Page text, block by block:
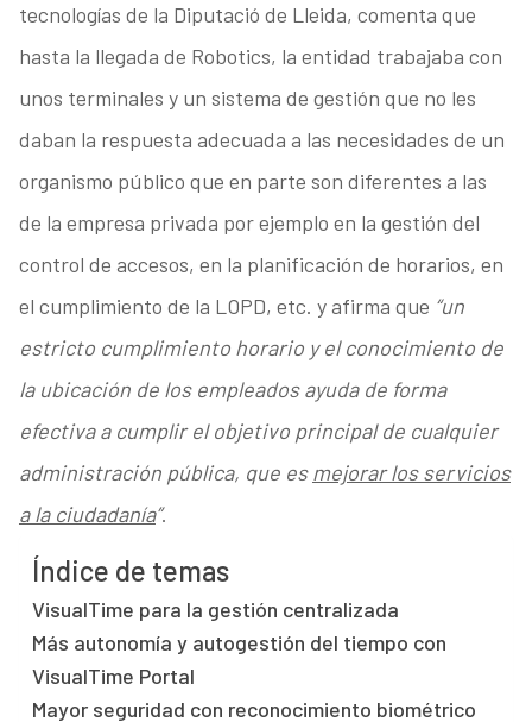
tecnologías de la Diputació de Lleida, comenta que
hasta la llegada de Robotics, la entidad trabajaba con
unos terminales y un sistema de gestión que no les
daban la respuesta adecuada a las necesidades de un
organismo público que en parte son diferentes a las
de la empresa privada por ejemplo en la gestión del
control de accesos, en la planificación de horarios, en
el cumplimiento de la LOPD, etc. y afirma que “un
estricto cumplimiento horario y el conocimiento de
la ubicación de los empleados ayuda de forma
efectiva a cumplir el objetivo principal de cualquier
administración pública, que esmejorar los servicios
a la ciudadanía”.
Índice de temas
VisualTime para la gestión centralizada
Más autonomía y autogestión del tiempo con
VisualTime Portal
Mayor seguridad con reconocimiento biométrico